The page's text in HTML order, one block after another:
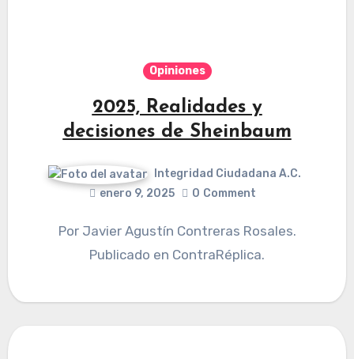
Opiniones
2025, Realidades y
decisiones de Sheinbaum
Integridad Ciudadana A.C.
enero 9, 2025
0 Comment
Por Javier Agustín Contreras Rosales.
Publicado en ContraRéplica.